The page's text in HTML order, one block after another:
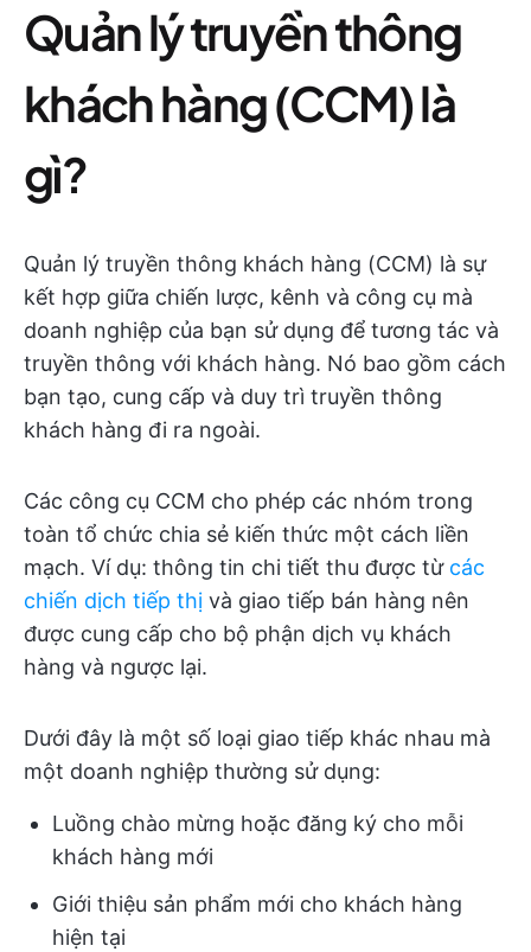
Quản lý truyền thông
khách hàng (CCM) là
gì?
Quản lý truyền thông khách hàng (CCM) là sự
kết hợp giữa chiến lược, kênh và công cụ mà
doanh nghiệp của bạn sử dụng để tương tác và
truyền thông với khách hàng. Nó bao gồm cách
bạn tạo, cung cấp và duy trì truyền thông
khách hàng đi ra ngoài.
Các công cụ CCM cho phép các nhóm trong
toàn tổ chức chia sẻ kiến thức một cách liền
mạch. Ví dụ: thông tin chi tiết thu được từ các
chiến dịch tiếp thị và giao tiếp bán hàng nên
được cung cấp cho bộ phận dịch vụ khách
hàng và ngược lại.
Dưới đây là một số loại giao tiếp khác nhau mà
một doanh nghiệp thường sử dụng:
Luồng chào mừng hoặc đăng ký cho mỗi
khách hàng mới
Giới thiệu sản phẩm mới cho khách hàng
hiện tại